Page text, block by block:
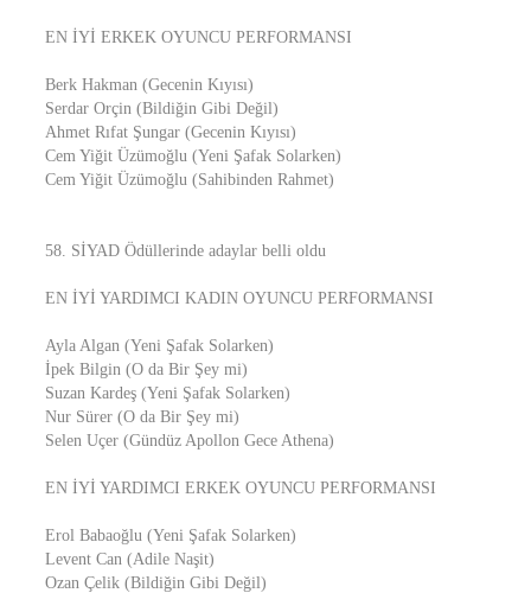
EN İYİ ERKEK OYUNCU PERFORMANSI
Berk Hakman (Gecenin Kıyısı)
Serdar Orçin (Bildiğin Gibi Değil)
Ahmet Rıfat Şungar (Gecenin Kıyısı)
Cem Yiğit Üzümoğlu (Yeni Şafak Solarken)
Cem Yiğit Üzümoğlu (Sahibinden Rahmet)
58. SİYAD Ödüllerinde adaylar belli oldu
EN İYİ YARDIMCI KADIN OYUNCU PERFORMANSI
Ayla Algan (Yeni Şafak Solarken)
İpek Bilgin (O da Bir Şey mi)
Suzan Kardeş (Yeni Şafak Solarken)
Nur Sürer (O da Bir Şey mi)
Selen Uçer (Gündüz Apollon Gece Athena)
EN İYİ YARDIMCI ERKEK OYUNCU PERFORMANSI
Erol Babaoğlu (Yeni Şafak Solarken)
Levent Can (Adile Naşit)
Ozan Çelik (Bildiğin Gibi Değil)